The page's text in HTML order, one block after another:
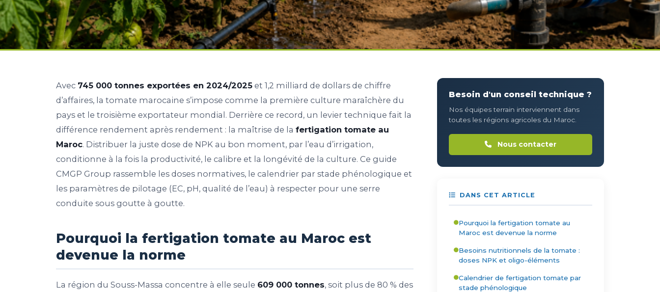
Avec 745 000 tonnes exportées en 2024/2025 et 1,2 milliard de dollars de chiffre
d’affaires, la tomate marocaine s’impose comme la première culture maraîchère du
pays et le troisième exportateur mondial. Derrière ce record, un levier technique fait la
différence rendement après rendement : la maîtrise de la fertigation tomate au
Maroc. Distribuer la juste dose de NPK au bon moment, par l’eau d’irrigation,
conditionne à la fois la productivité, le calibre et la longévité de la culture. Ce guide
CMGP Group rassemble les doses normatives, le calendrier par stade phénologique et
les paramètres de pilotage (EC, pH, qualité de l’eau) à respecter pour une serre
conduite sous goutte à goutte.
Pourquoi la fertigation tomate au Maroc est
devenue la norme
La région du Souss-Massa concentre à elle seule 609 000 tonnes, soit plus de 80 % des
Besoin d'un conseil technique ?
Nos équipes terrain interviennent dans
toutes les régions agricoles du Maroc.
Nous contacter
DANS CET ARTICLE
Pourquoi la fertigation tomate au
Maroc est devenue la norme
Besoins nutritionnels de la tomate :
doses NPK et oligo-éléments
Calendrier de fertigation tomate par
stade phénologique